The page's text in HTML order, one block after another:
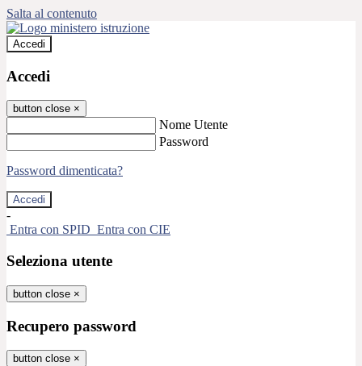
Salta al contenuto
Accedi
Accedi
button close ×
Nome Utente
Password
Password dimenticata?
-
Entra con SPID Entra con CIE
Seleziona utente
button close ×
Recupero password
button close ×